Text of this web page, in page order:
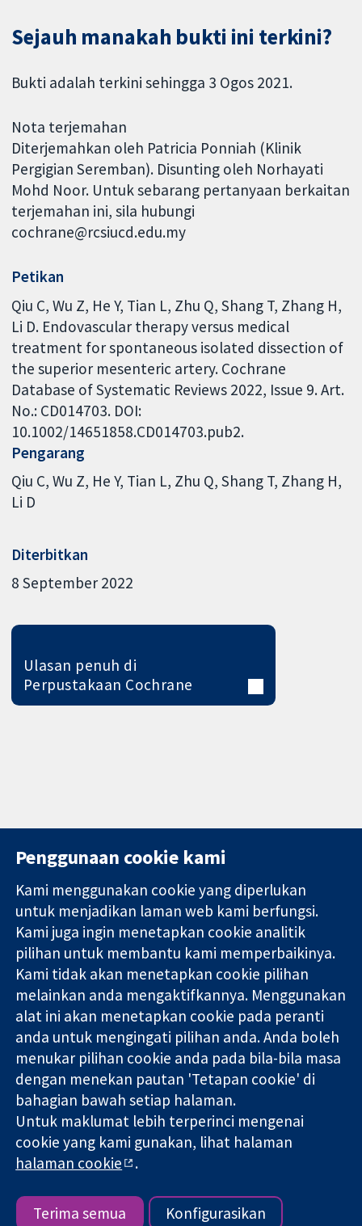
Sejauh manakah bukti ini terkini?
Bukti adalah terkini sehingga 3 Ogos 2021.
Nota terjemahan
Diterjemahkan oleh Patricia Ponniah (Klinik
Pergigian Seremban). Disunting oleh Norhayati
Mohd Noor. Untuk sebarang pertanyaan berkaitan
terjemahan ini, sila hubungi
cochrane@rcsiucd.edu.my
Petikan
Qiu C, Wu Z, He Y, Tian L, Zhu Q, Shang T, Zhang H,
Li D. Endovascular therapy versus medical
treatment for spontaneous isolated dissection of
the superior mesenteric artery. Cochrane
Database of Systematic Reviews 2022, Issue 9. Art.
No.: CD014703. DOI:
10.1002/14651858.CD014703.pub2.
Pengarang
Qiu C Wu Z He Y Tian L Zhu Q Shang T Zhang H
Li D
Diterbitkan
8 September 2022
Ulasan penuh di
Perpustakaan Cochrane
Bukti yang
dipercayai.
keputusan
termaklum
Kesihatan yang
lebih baik
11-13 Cavendish
Square
London
W1G 0AN
United Kingdom
Hubungi kita
Berita
Pejabat
akhbar
Perihal Kami
Pekerjaan
Cochrane
Library
Kolaborasi Cochrane ialah sebuah badan amal (no. 1045921) dan
sebuah syarikat terhad oleh jaminan (no. 03044323) yang
berdaftar di England & Wales. Nombor pendaftaran VAT GB 718
2127 49.
Hak Cipta © 2026 Kolabrasi Cochrane
Terma & Syarat Laman Web
|Penafian|Kerahsiaan
cookie|Tetapan cookie
Penggunaan cookie kami
Kami menggunakan cookie yang diperlukan
untuk menjadikan laman web kami berfungsi.
Kami juga ingin menetapkan cookie analitik
pilihan untuk membantu kami memperbaikinya.
Kami tidak akan menetapkan cookie pilihan
melainkan anda mengaktifkannya. Menggunakan
alat ini akan menetapkan cookie pada peranti
anda untuk mengingati pilihan anda. Anda boleh
menukar pilihan cookie anda pada bila-bila masa
dengan menekan pautan 'Tetapan cookie' di
bahagian bawah setiap halaman.
Untuk maklumat lebih terperinci mengenai
cookie yang kami gunakan, lihat halaman
halaman cookie
.
Terima semua Konfigurasikan